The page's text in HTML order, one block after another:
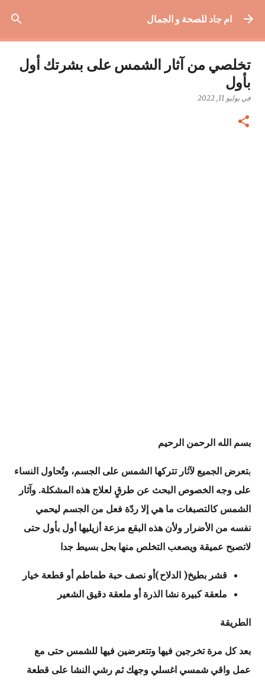
التخطي إلى المحتوى الرئيسيام جاد للصحة و الجمال
تخلصي من آثار الشمس على بشرتك أول
بأول
في يوليو 11, 2022
بسم الله الرحمن الرحيم
يتعرض الجميع لآثار تتركها الشمس على الجسم، وتُحاول النساء
على وجه الخصوص البحث عن طرقٍ لعلاج هذه المشكلة. وآثار
الشمس كالتصبغات ما هي إلا ردّة فعل من الجسم ليحمي
نفسه من الأضرار ولأن هذه البقع مزعة أزيليها أول بأول حتى
لاتصبح عميقة ويصعب التخلص منها بحل بسيط جدا
قشر بطيخ( الدلاح)أو نصف حبة طماطم أو قطعة خيار
ملعقة كبيرة نشا الذرة أو ملعقة دقيق الشعير
الطريقة
بعد كل مرة تخرجين فيها وتتعرضين فيها للشمس حتى مع
عمل واقي شمسي اغسلي وجهك ثم رشي النشا على قطعة